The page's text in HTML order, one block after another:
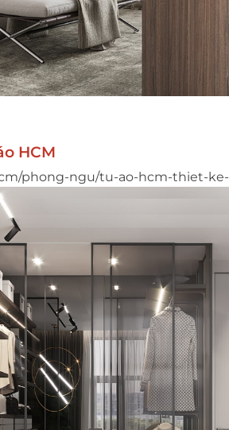
HCM
phong-ngu/tu-ao-hcm-thiet-